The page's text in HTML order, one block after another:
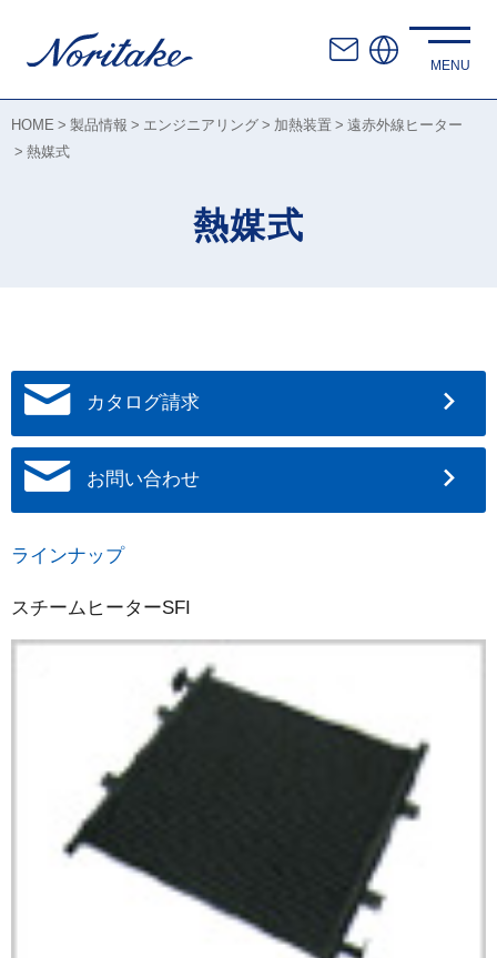
HOME 製品情報 エンジニアリング 加熱装置
遠赤外線ヒーター
熱媒式
熱媒式
カタログ請求
お問い合わせ
ラインナップ
スチームヒーターSFI